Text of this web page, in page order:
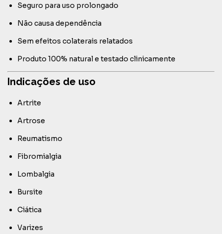
Seguro para uso prolongado
Não causa dependência
Sem efeitos colaterais relatados
Produto 100% natural e testado clinicamente
Indicações de uso
Artrite
Artrose
Reumatismo
Fibromialgia
Lombalgia
Bursite
Ciática
Varizes